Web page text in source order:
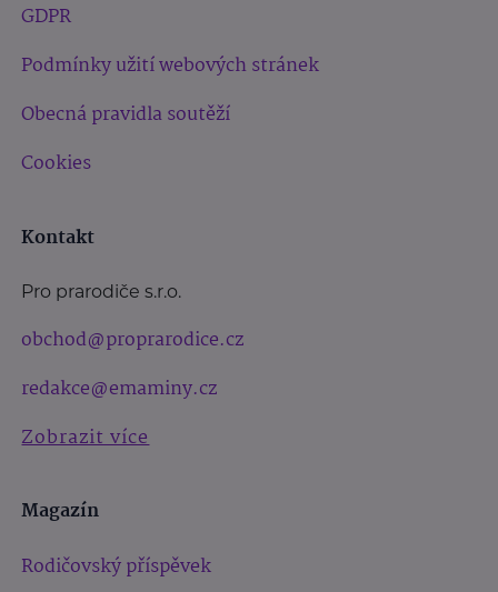
GDPR
Podmínky užití webových stránek
Obecná pravidla soutěží
Cookies
Kontakt
Pro prarodiče s.r.o.
obchod@proprarodice.cz
redakce@emaminy.cz
Zobrazit více
Magazín
Rodičovský příspěvek